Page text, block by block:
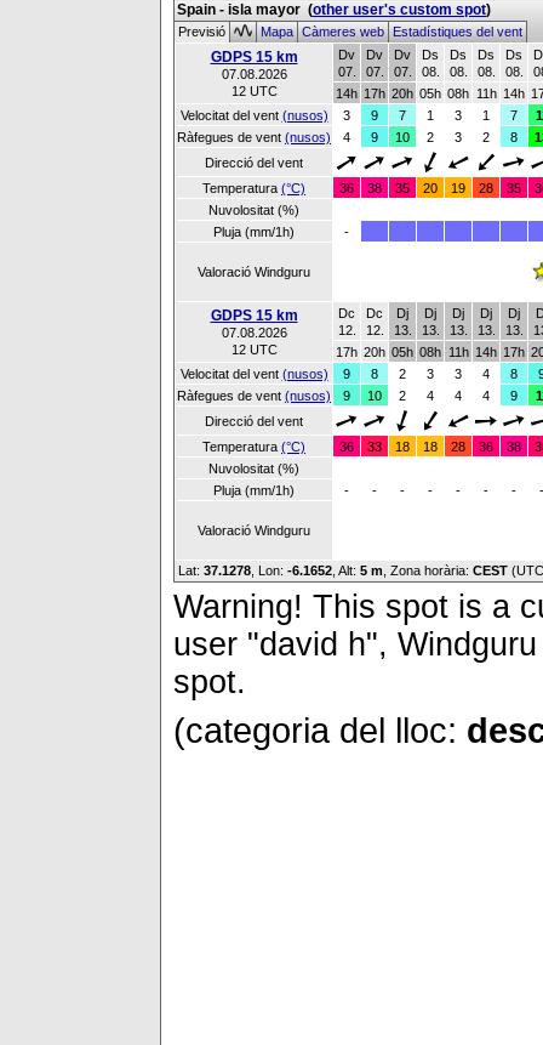
Spain - isla mayor (other user's custom spot)
Previsió MapaCàmeres webEstadístiques del vent
GDPS 15 km
07.08.2026
12 UTC
Dv
07.
Dv
07.
Dv
07.
Ds
08.
Ds
08.
Ds
08.
Ds
08.
14h 17h 20h 05h 08h 11h 14h
Velocitat del vent (nusos) 3 9 7 1 3 1 7
Ràfegues de vent (nusos) 4 9 10 2 3 2 8
Direcció del vent
Temperatura (°C) 36 38 35 20 19 28 35
Nuvolositat (%)
Pluja (mm/1h)
-
Valoració Windguru
GDPS 15 km
07.08.2026
12 UTC
Dc
12.
Dc
12.
Dj
13.
Dj
13.
Dj
13.
Dj
13.
Dj
13.
17h 20h 05h 08h 11h 14h 17h
Velocitat del vent (nusos) 9 8 2 3 3 4 8
Ràfegues de vent (nusos) 9 10 2 4 4 4 9
Direcció del vent
Temperatura (°C) 36 33 18 18 28 36 38
Nuvolositat (%)
Pluja (mm/1h)
- - - - - - - -
Valoració Windguru
Lat: 37.1278 , Lon: -6.1652 Alt: 5 m , Zona horària: CEST
Warning! This spot is a
user "david h",
spot.
(categoria del lloc: